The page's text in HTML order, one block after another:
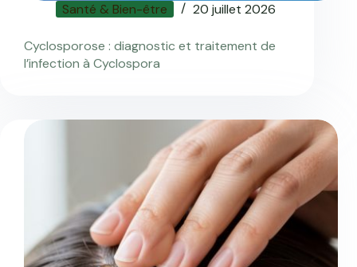
Santé & Bien-être 20 juillet 2026
Cyclosporose : diagnostic et traitement de
l’infection à Cyclospora